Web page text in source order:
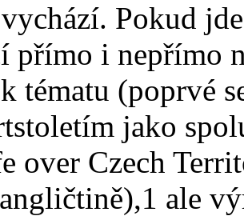
Pokud
přímo i nepřímo
tématu (poprvé
jako
over Czech
ale